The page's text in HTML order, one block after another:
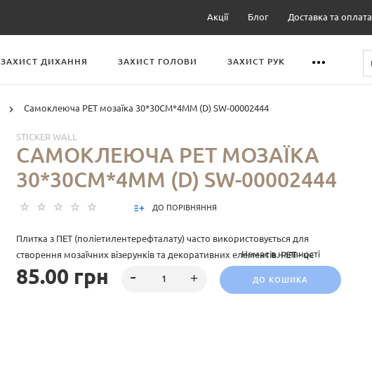
Акції Блог Доставка та оплата
ЗАХИСТ ДИХАННЯ ЗАХИСТ ГОЛОВИ ЗАХИСТ РУК
Самоклеюча PET мозаїка 30*30CM*4MM (D) SW-00002444
STICKER WALL
САМОКЛЕЮЧА PET МОЗАЇКА
30*30CM*4MM (D) SW-00002444
ДО ПОРІВНЯННЯ
Плитка з ПЕТ (поліетилентерефталату) часто використовується для
створення мозаїчних візерунків та декоративних елементів. PET - це
пластичний матеріал, який має цілий ряд переваг: легкість, міцність і
стійкість до впливу вологи. Цей матеріал може бути використаний для
85.00 грн
Немає в наявності
ДО КОШИКА